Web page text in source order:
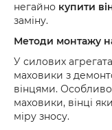
негайно купити
заміну.
Методи монтажу
У силових
маховики з
вінцями.
маховики, вінці
міру зносу.